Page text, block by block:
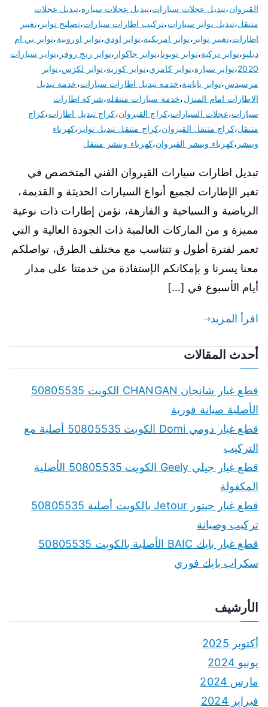
القيروان،تبديل عجلات سيارات،تبديل عجلات سيارة،تبديل عجلات
متنقل،تبديل نوابر سيارات،تركيب اطارات سيارات،تصليح تواير ،تغيير
اطارات،تغيير تواير ،تواير امريكية،تواير اودي،تواير اوروبية،تواير بي ام
دبليو،تواير تركية،تواير تويوتا،تواير جاكوار ،تواير رنج روفر ،تواير سيارات
2020،تواير سيارة،تواير كامري،تواير كورية،تواير لكزس،تواير
مرسيدس،تواير يابانية،خدمة تبديل اطارات سيارات،خدمة تبديل
الاطارات امام المنزل،خدمة سيارات متنقلة،شركة اطارات
سيارات،عجلات السيارات،كراج القيروان،كراج تبديل اطارات،كراج
متنقل،كراج متنقل القيروان،كراج متنقل تبديل تواير ،كهرباء
وبنشر ،كهرباء وبنشر القيروان،كهرباء وبنشر متنقل
تبديل اطارات سيارات القيروان الفني المتخصص في
تغير الإطارات لجميع أنواع السيارات الحديثة و القديمة،
الرياضية و السياحية و الفارهة، نؤمن إطارات ذات نوعية
مميزة و من الماركات العالمية ذات الجودة العالية و التي
تعمر لفترة أطول و تتناسب مع مختلف الطرق، تواصلكم
معنا يسرنا و بإمكانكم الإستفادة من خدمتنا على مدار
أيام الأسبوع في […]
اقرأ المزيد
أحدث المقالات
قطع غيار شانجان CHANGAN الكويت 50805535
الأصلية صيانة فورية
قطع غيار دومي Domi الكويت 50805535 أصلية مع
التركيب
قطع غيار جيلي Geely الكويت 50805535 الأصلية
المكفولة
قطع غيار جيتور Jetour بالكويت أصلية 50805535
تركيب وصيانة
قطع غيار بايك BAIC الأصلية بالكويت 50805535
سكراب بايك فوري
الأرشيف
أكتوبر 2025
يونيو 2024
مارس 2024
فبراير 2024